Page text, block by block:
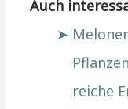
Auch
reiche